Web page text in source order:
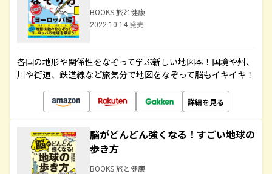
BOOKS 旅と健康
2022.10.14 発売
各国の地形や関係性をなぞって学ぶ新しい地図本！国境や州、
川や街道、鉄道線など旅気分で地図をなぞって脳もイキイキ！
詳細を見る
脳がどんどん強くなる！すごい地球の
歩き方
BOOKS 旅と健康